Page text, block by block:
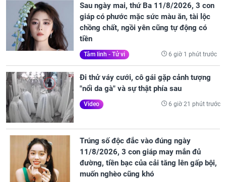
Sau ngày mai, thứ Ba 11/8/2026, 3 con
giáp có phước mặc sức màu ăn, tài lộc
chồng chất, ngồi yên cũng tự động có
tiền
Tâm linh - Tử vi 6 giờ 1 phút trước
Đi thử váy cưới, cô gái gặp cảnh tượng
"nổi da gà" và sự thật phía sau
Video 6 giờ 21 phút trước
Trúng số độc đắc vào đúng ngày
11/8/2026, 3 con giáp may mắn đủ
đường, tiền bạc của cải tăng lên gấp bội,
muốn nghèo cũng khó